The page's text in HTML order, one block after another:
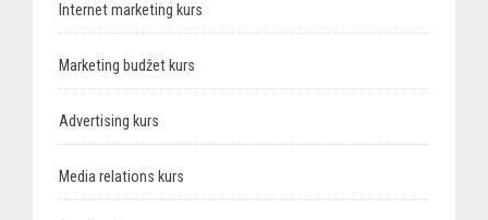
Internet marketing kurs
Marketing budžet kurs
Advertising kurs
Media relations kurs